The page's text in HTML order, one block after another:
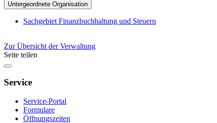
Untergeordnete Organisation
Sachgebiet Finanzbuchhaltung und Steuern
Zur Übersicht der Verwaltung
Seite teilen
Service
Service-Portal
Formulare
Öffnungszeiten